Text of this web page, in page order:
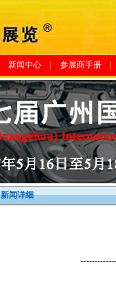
新闻中心 参展商手册|
新闻详细